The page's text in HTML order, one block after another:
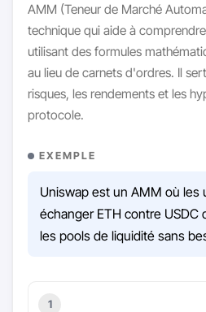
AMM (Teneur de Marché
technique qui aide à
utilisant des formules
au lieu de carnets d'ordres. Il
risques, les rendements et les
protocole.
EXEMPLE
Uniswap est un AMM où les
échanger ETH contre USDC
les pools de liquidité sans
1